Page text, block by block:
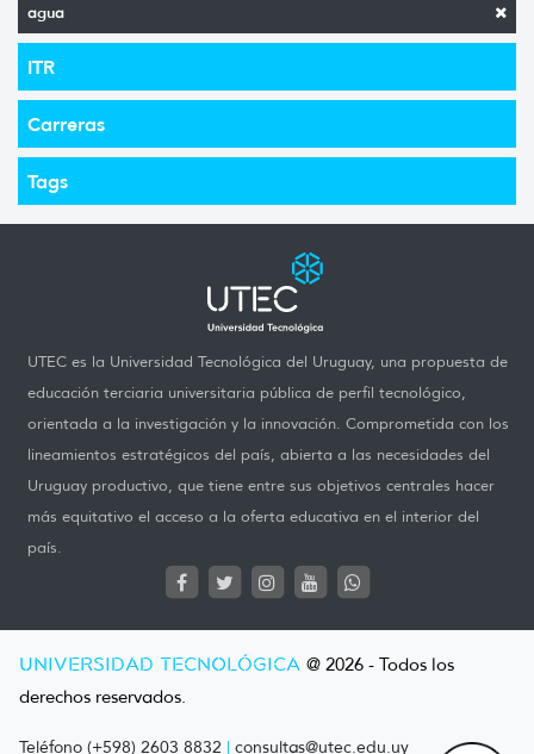
agua
ITR
Carreras
Tags
UTEC es la Universidad Tecnológica del Uruguay, una propuesta de
educación terciaria universitaria pública de perfil tecnológico,
orientada a la investigación y la innovación. Comprometida con los
lineamientos estratégicos del país, abierta a las necesidades del
Uruguay productivo, que tiene entre sus objetivos centrales hacer
más equitativo el acceso a la oferta educativa en el interior del
país.
UNIVERSIDAD TECNOLÓGICA @ 2026 - Todos los
derechos reservados.
Teléfono (+598) 2603 8832 | consultas@utec.edu.uy